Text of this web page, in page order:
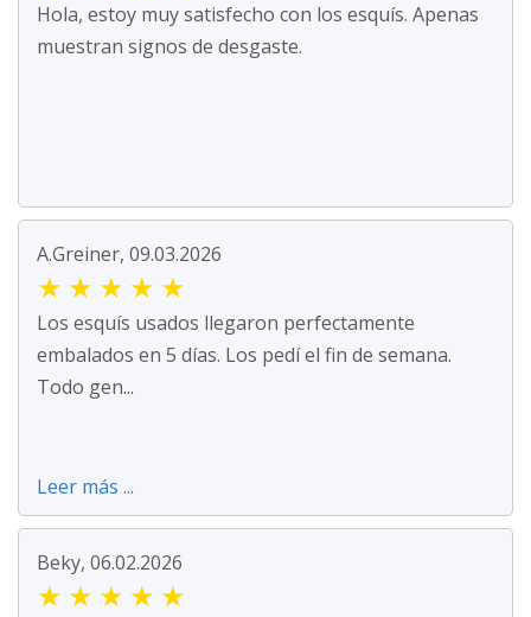
Hola, estoy muy satisfecho con los esquís. Apenas
muestran signos de desgaste.
A.Greiner, 09.03.2026
★ ★ ★ ★ ★
Los esquís usados llegaron perfectamente
embalados en 5 días. Los pedí el fin de semana.
Todo gen...
Leer más ...
Beky, 06.02.2026
★ ★ ★ ★ ★